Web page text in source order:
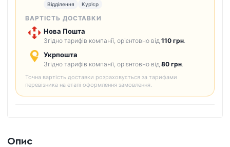
Відділення Кур'єр
ВАРТІСТЬ ДОСТАВКИ
Нова Пошта
Згідно тарифів компанії, орієнтовно від 110 грн
Укрпошта
Згідно тарифів компанії, орієнтовно від 80 грн
Точна вартість доставки розраховується за тарифами
перевізника на етапі оформлення замовлення.
Опис